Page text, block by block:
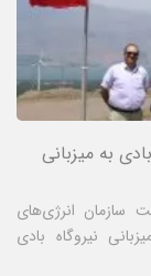
به میزبانی
سازمان انرژی‌های
نیروگاه بادی